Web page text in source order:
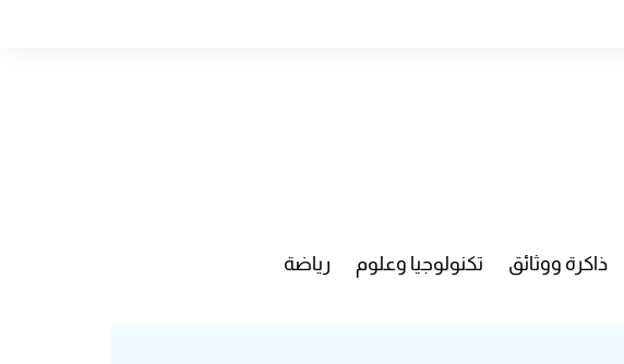
ذاكرة ووثائق تكنولوجيا وعلوم رياضة